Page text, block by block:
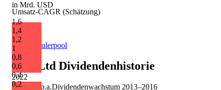
2022
in Mrd. USD
1,6
1,4
1,2
1
0,8
0,6
0,4
0,2
Umsatz-CAGR (Schätzung)
+11,2 %
Quelle: Eulerpool
Nice Ltd Dividendenhistorie
+10,1 % p.a.Dividendenwachstum 2013–2016